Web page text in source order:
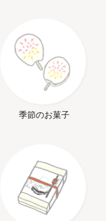
季節のお菓子